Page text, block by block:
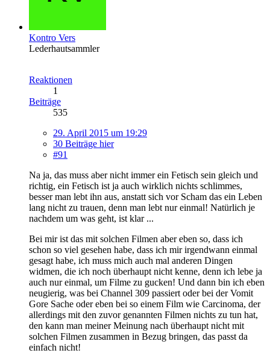
Kontro Vers
Lederhautsammler
Reaktionen
1
Beiträge
535
29. April 2015 um 19:29
30 Beiträge hier
#91
Na ja, das muss aber nicht immer ein Fetisch sein gleich und
richtig, ein Fetisch ist ja auch wirklich nichts schlimmes,
besser man lebt ihn aus, anstatt sich vor Scham das ein Leben
lang nicht zu trauen, denn man lebt nur einmal! Natürlich je
nachdem um was geht, ist klar ...
Bei mir ist das mit solchen Filmen aber eben so, dass ich
schon so viel gesehen habe, dass ich mir irgendwann einmal
gesagt habe, ich muss mich auch mal anderen Dingen
widmen, die ich noch überhaupt nicht kenne, denn ich lebe ja
auch nur einmal, um Filme zu gucken! Und dann bin ich eben
neugierig, was bei Channel 309 passiert oder bei der Vomit
Gore Sache oder eben bei so einem Film wie Carcinoma, der
allerdings mit den zuvor genannten Filmen nichts zu tun hat,
den kann man meiner Meinung nach überhaupt nicht mit
solchen Filmen zusammen in Bezug bringen, das passt da
einfach nicht!